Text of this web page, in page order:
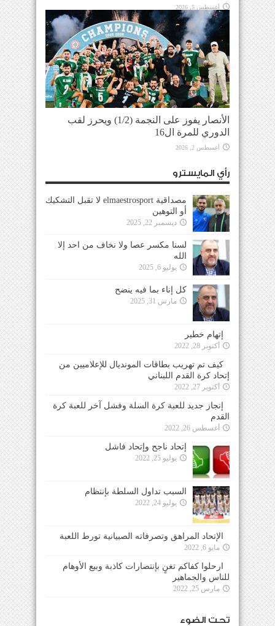
أغسطس 5, 2026
الأنصار يفوز على النجمة (1/2) ويحرز لقب
الدوري للمرة ال16
أغسطس 2, 2026
رأي المايسترو
مصداقية elmaestrosport لا تقبل التشكيك
أو التوهين
ديسمبر 22, 2025
لسنا مكسر عصا ولا نخاف من احد إلا
الله
يوليو 6, 2025
كل إناء بما فيه ينضح
مارس 31, 2025
إتهام خطير
أكتوبر 28, 2022
كيف تم تهريب بطاقات المونديال للإعلاميين من
إتحاد كرة القدم اللبناني
أكتوبر 27, 2022
إنجاز جديد للعبة كرة السلة وفشل آخر للعبة كرة
القدم
أغسطس 26, 2022
إتحاد ناجح وإتحاد فاشل
يوليو 25, 2022
السبب تداول السلطة بإنتظام
يوليو 24, 2022
الإتحاد المراهق وتصرفاته الصبيانية تورط اللعبة
مايو 6, 2022
ارحلوا كفاكم تغنٍ بإنتصارات كاذبة وبيع الأوهام
للناس والجماهير
مارس 25, 2022
تحت الضوء